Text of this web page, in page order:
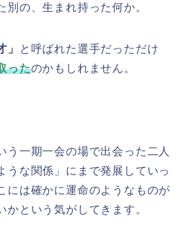
別の、生まれ持った何か。
」
と呼ばれた選手だっただけ
ったのかもしれません。
う一期一会の場で出会った二人
うな関係」にまで発展していっ
には確かに運命のようなものが
かという気がしてきます。